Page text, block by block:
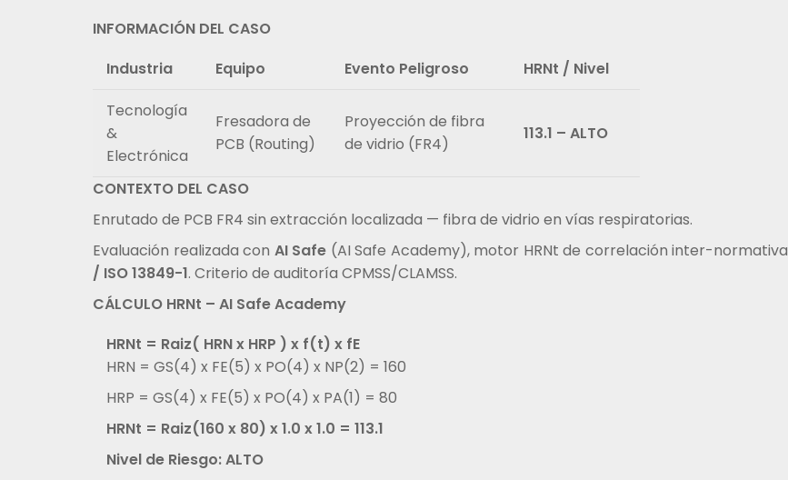
INFORMACIÓN DEL CASO
Industria
Equipo Evento Peligroso
HRNt / Nivel
Tecnología
&
Electrónica
Fresadora de
PCB (Routing)
Proyección de fibra
de vidrio (FR4)
113.1 – ALTO
CONTEXTO DEL CASO
Enrutado de PCB FR4 sin extracción localizada — fibra de vidrio en vías respiratorias.
Evaluación realizada con AI Safe (AI Safe Academy), motor HRNt de correlación inter-normativa
/ ISO 13849-1. Criterio de auditoría CPMSS/CLAMSS.
CÁLCULO HRNt – AI Safe Academy
HRNt = Raiz( HRN x HRP ) x f(t) x fE
HRN = GS(4) x FE(5) x PO(4) x NP(2) = 160
HRP = GS(4) x FE(5) x PO(4) x PA(1) = 80
HRNt = Raiz(160 x 80) x 1.0 x 1.0 = 113.1
Nivel de Riesgo: ALTO